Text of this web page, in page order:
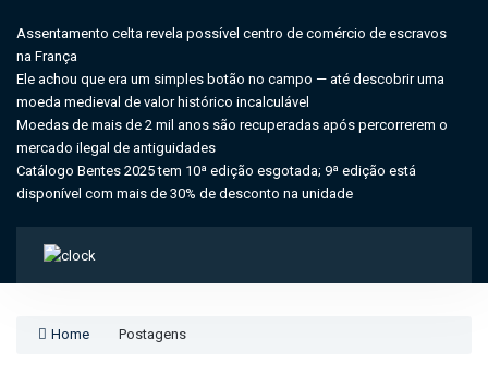
Assentamento celta revela possível centro de comércio de escravos
na França
Ele achou que era um simples botão no campo — até descobrir uma
moeda medieval de valor histórico incalculável
Moedas de mais de 2 mil anos são recuperadas após percorrerem o
mercado ilegal de antiguidades
Catálogo Bentes 2025 tem 10ª edição esgotada; 9ª edição está
disponível com mais de 30% de desconto na unidade
Home Postagens